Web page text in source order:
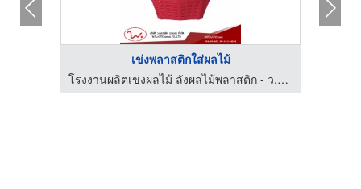
เข่งพลาสติกใส่ผลไม้
โรงงานผลิตเข่งผลไม้ ลังผลไม้พลาสติก - ว.พลาสติก (2002)